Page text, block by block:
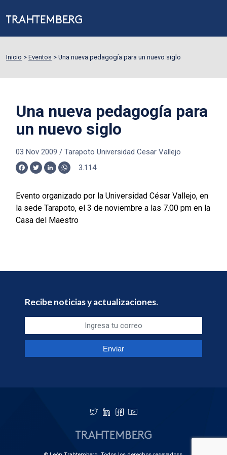
Inicio > Eventos > Una nueva pedagogía para un nuevo siglo
Una nueva pedagogía para
un nuevo siglo
03 Nov 2009 / Tarapoto Universidad Cesar Vallejo
Facebook
TwitterLinkedInWhatsApp
3.114
Evento organizado por la Universidad César Vallejo, en
la sede Tarapoto, el 3 de noviembre a las 7.00 pm en la
Casa del Maestro
Recibe noticias y actualizaciones.